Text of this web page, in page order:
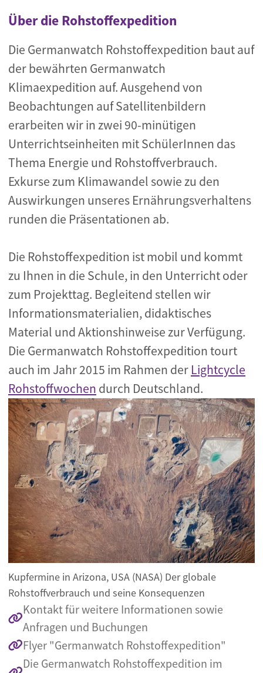
Über die Rohstoffexpedition
Die Germanwatch Rohstoffexpedition baut auf
der bewährten Germanwatch
Klimaexpedition auf. Ausgehend von
Beobachtungen auf Satellitenbildern
erarbeiten wir in zwei 90-­minütigen
Unterrichtseinheiten mit SchülerInnen das
Thema Energie­ und Rohstoffverbrauch.
Exkurse zum Klimawandel sowie zu den
Auswirkungen unseres Ernährungsverhaltens
runden die Präsentationen ab.
Die Rohstoffexpedition ist mobil und kommt
zu Ihnen in die Schule, in den Unterricht oder
zum Projekttag. Begleitend stellen wir
Informationsmaterialien, didaktisches
Material und Aktionshinweise zur Verfügung.
Die Germanwatch Rohstoffexpedition tourt
auch im Jahr 2015 im Rahmen der Lightcycle
Rohstoffwochen durch Deutschland.
Kupfermine in Arizona, USA (NASA) Der globale
Rohstoffverbrauch und seine Konsequenzen
Kontakt für weitere Informationen sowie
Anfragen und Buchungen
Flyer "Germanwatch Rohstoffexpedition"
Die Germanwatch Rohstoffexpedition im